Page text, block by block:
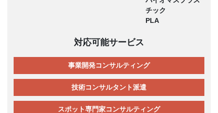
チック
PLA
対応可能サービス
事業開発コンサルティング
技術コンサルタント派遣
スポット専門家コンサルティング